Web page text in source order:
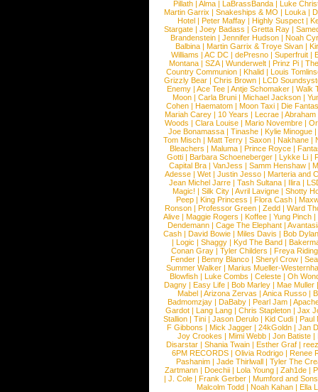
Pillath |Alma |LaBrassBanda |Luke
Martin Garrix | Snakeships & MO | Louka |
Hotel | Peter Maffay | Highly Suspect |
Stargate |Joey Badass |Gretta Ray |
Brandenstein |Jennifer Hudson |Noah
Balbina | Martin Garrix & Troye Sivan |
Williams |AC DC |dePresno |Superfruit |
Montana |SZA|Wunderwelt |Prinz Pi |
Country Communion | Khalid | Louis
Grizzly Bear | Chris Brown | LCD
Enemy | Ace Tee | Antje Schomaker | Walk
Moon |Carla Bruni |Michael Jackson |
Cohen |Haematom |Moon Taxi |Die
Mariah Carey | 10 Years | Lecrae | Abraham
Woods |Clara Louise |Mario Novembre |
Joe Bonamassa | Tinashe | Kylie Minogue |
Tom Misch |Matt Terry |Saxon |Nakhane |
Bleachers | Maluma | Prince Royce |
Gotti |Barbara Schoeneberger |Lykke Li |
Capital Bra |VanJess |Samm Henshaw |
Adesse |Wet |Justin Jesso |Marteria and
Jean Michel Jarre |Tash Sultana | Ilira |
Magic! | Silk City | Avril Lavigne | Shotty
Peep |King Princess |Flora Cash |
Ronson |Professor Green |Zedd |Ward
Alive |Maggie Rogers |Koffee |Yung Pinch |
Dendemann |Cage The Elephant |
Cash | David Bowie | Miles Davis | Bob Dylan
|Logic |Shaggy |Kyd The Band |
Conan Gray |Tyler Childers |Freya
Fender |Benny Blanco |Sheryl Crow |
Summer Walker |Marius Mueller-
Blowfish | Luke Combs | Celeste | Oh
Dagny |Easy Life |Bob Marley |Mae Muller
Mabel |Arizona Zervas |Anica Russo |
Badmomzjay |DaBaby |Pearl Jam |
Gardot | Lang Lang | Chris Stapleton | Jax
Stallion |Tini |Jason Derulo |Kid Cudi |Paul
F Gibbons | Mick Jagger | 24kGoldn | Jan
Joy Crookes | Mimi Webb | Jon Batiste |
Disarstar | Shania Twain | Esther Graf |
6PM RECORDS | Olivia Rodrigo | Renee
Pashanim |Jade Thirlwall |Tyler The
Zartmann | Doechii | Lola Young | Zah1de |
| J. Cole | Frank Gerber | Mumford and Sons
Malcolm Todd | Noah Kahan | Ella